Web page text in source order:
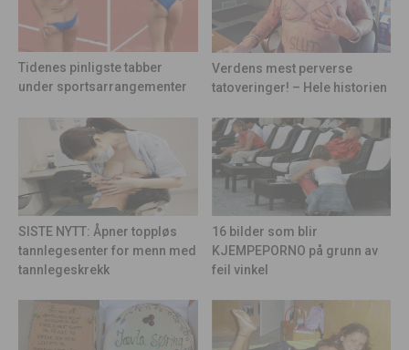
Tidenes pinligste tabber
under sportsarrangementer
Verdens mest perverse
tatoveringer! – Hele historien
SISTE NYTT: Åpner toppløs
tannlegesenter for menn med
tannlegeskrekk
16 bilder som blir
KJEMPEPORNO på grunn av
feil vinkel